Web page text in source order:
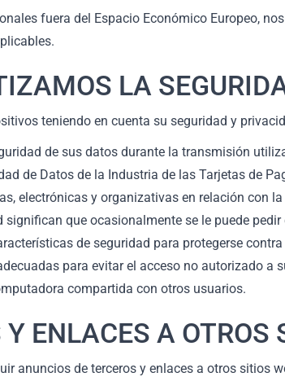
fuera del Espacio Económico Europeo,
LA
teniendo en cuenta su seguridad y
de sus datos durante la transmisión
de Datos de la Industria de las Tarjetas de
electrónicas y organizativas en relación con
que ocasionalmente se le puede
de seguridad para protegerse
para evitar el acceso no autorizado
compartida con otros usuarios.
ENLACES A OTROS
anuncios de terceros y enlaces a otros